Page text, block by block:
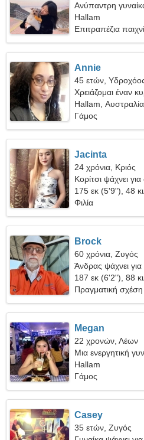
Ανύπαντρη
Hallam
Επιτραπέζια
Annie
45 ετών,
Χρειάζομαι έναν
Hallam, Αυστραλία
Γάμος
Jacinta
24 χρόνια, Κριός
Κορίτσι ψάχνει
175 εκ (5'9"), 48
Φιλία
Brock
60 χρόνια, Ζυγός
Άνδρας ψάχνει
187 εκ (6'2"), 88
Πραγματική σχέση
Megan
22 χρονών, Λέων
Μια ενεργητική
αγάπη
Hallam
Γάμος
Casey
35 ετών, Ζυγός